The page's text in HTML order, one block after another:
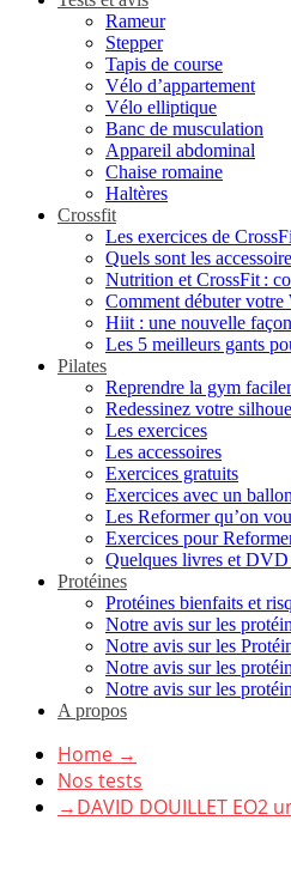
Rameur
Stepper
Tapis de course
Vélo d’appartement
Vélo elliptique
Banc de musculation
Appareil abdominal
Chaise romaine
Haltères
Crossfit
Les exercices de
Quels sont les
Nutrition et CrossFit :
Comment débuter votre
Hiit : une nouvelle
Les 5 meilleurs gants
Pilates
Reprendre la gym
Redessinez votre
Les exercices
Les accessoires
Exercices gratuits
Exercices avec un ballon
Les Reformer qu’on
Exercices pour
Quelques livres et DVD
Protéines
Protéines bienfaits et
Notre avis sur les
Notre avis sur les
Notre avis sur les
Notre avis sur les
A propos
Home →
Nos tests
→DAVID DOUILLET EO2